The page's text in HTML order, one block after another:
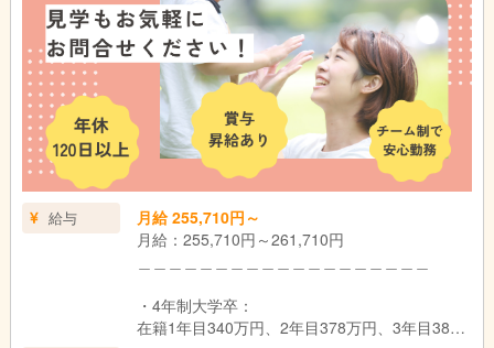
車:上限16,500円
・こども手当：1.2人目は毎月7,500円。3人目以
降は毎月15,000円（支給条件あり）
・家賃手当(借上げ社宅制度適用対象外の場合)上
限20,000円
＿＿＿＿＿＿＿＿＿＿＿＿＿＿＿＿＿＿＿
昇給：年1回 （法人内規程による）
賞与：年2回（基本給3ヵ月分） ※初年度は1.5
ヵ月✨令和6年度は夏に業績連動賞与 一律14万
円、年度末に年度末賞与1.0か月分支給実績あり
給与
月給 255,710円～
月給：255,710円～261,710円
・4年制大学卒：
在籍1年目340万円、2年目378万円、3年目382